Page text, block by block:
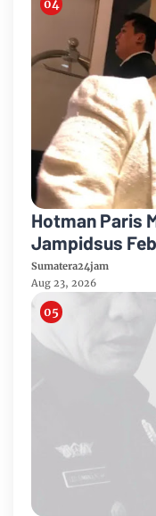
Hotman Paris
Jampidsus
Korupsi dan
Sumatera24jam
Aug 23, 2026